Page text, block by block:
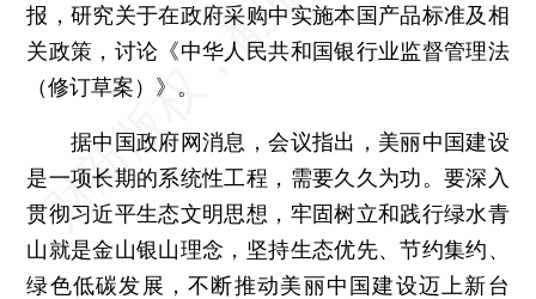
报，研究关于在政府采购中实施本国产品标准及相
关政策，讨论《中华人民共和国银行业监督管理法
（修订草案）》。
据中国政府网消息，会议指出，美丽中国建设
是一项长期的系统性工程，需要久久为功。要深入
贯彻习近平生态文明思想，牢固树立和践行绿水青
山就是金山银山理念，坚持生态优先、节约集约、
绿色低碳发展，不断推动美丽中国建设迈上新台